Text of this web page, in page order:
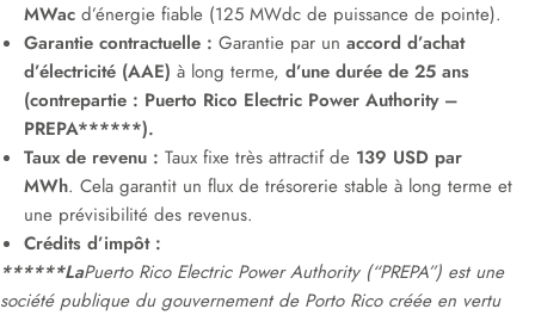
MWac d’énergie fiable (125 MWdc de puissance de pointe).
Garantie contractuelle : Garantie par un accord d’achat
d’électricité (AAE) à long terme, d’une durée de 25 ans
(contrepartie : Puerto Rico Electric Power Authority –
PREPA******).
Taux de revenu : Taux fixe très attractif de 139 USD par
MWh. Cela garantit un flux de trésorerie stable à long terme et
une prévisibilité des revenus.
Crédits d’impôt :
******LaPuerto Rico Electric Power Authority (“PREPA”) est une
société publique du gouvernement de Porto Rico créée en vertu